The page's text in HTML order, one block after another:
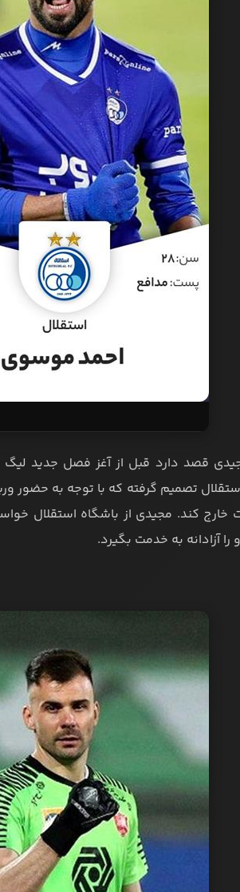
قصد دارد قبل از آغز فصل جدید لیگ
تصمیم گرفته که با توجه به حضور
خارج کند. مجیدی از باشگاه استقلال
آزادانه به خدمت بگیرد.